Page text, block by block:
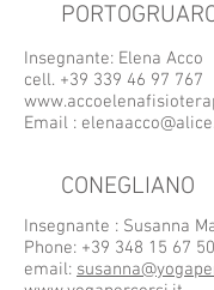
Insegnante: Elena Acco
cell. +39 339 46 97 767
Email :
CONEGLIANO
Insegnante : Susanna
Phone: +39 348 15 67
email: